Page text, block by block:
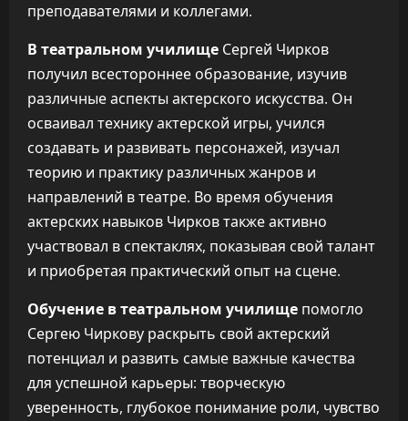
преподавателями и коллегами.
В театральном училище Сергей Чирков
получил всестороннее образование, изучив
различные аспекты актерского искусства. Он
осваивал технику актерской игры, учился
создавать и развивать персонажей, изучал
теорию и практику различных жанров и
направлений в театре. Во время обучения
актерских навыков Чирков также активно
участвовал в спектаклях, показывая свой талант
и приобретая практический опыт на сцене.
Обучение в театральном училище помогло
Сергею Чиркову раскрыть свой актерский
потенциал и развить самые важные качества
для успешной карьеры: творческую
уверенность, глубокое понимание роли, чувство